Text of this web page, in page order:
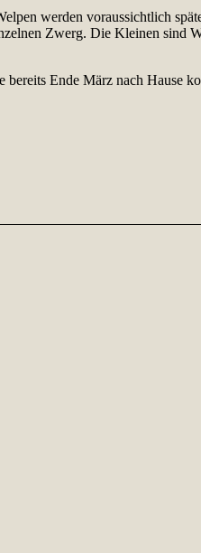
werden voraussichtlich
Zwerg. Die Kleinen sind
Ende März nach Hause